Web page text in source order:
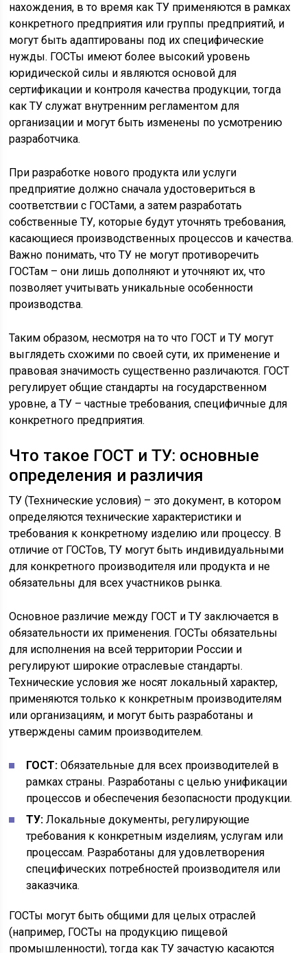
нахождения, в то время как ТУ применяются в рамках
конкретного предприятия или группы предприятий, и
могут быть адаптированы под их специфические
нужды. ГОСТы имеют более высокий уровень
юридической силы и являются основой для
сертификации и контроля качества продукции, тогда
как ТУ служат внутренним регламентом для
организации и могут быть изменены по усмотрению
разработчика.
При разработке нового продукта или услуги
предприятие должно сначала удостовериться в
соответствии с ГОСТами, а затем разработать
собственные ТУ, которые будут уточнять требования,
касающиеся производственных процессов и качества.
Важно понимать, что ТУ не могут противоречить
ГОСТам – они лишь дополняют и уточняют их, что
позволяет учитывать уникальные особенности
производства.
Таким образом, несмотря на то что ГОСТ и ТУ могут
выглядеть схожими по своей сути, их применение и
правовая значимость существенно различаются. ГОСТ
регулирует общие стандарты на государственном
уровне, а ТУ – частные требования, специфичные для
конкретного предприятия.
Что такое ГОСТ и ТУ: основные
определения и различия
ТУ (Технические условия) – это документ, в котором
определяются технические характеристики и
требования к конкретному изделию или процессу. В
отличие от ГОСТов, ТУ могут быть индивидуальными
для конкретного производителя или продукта и не
обязательны для всех участников рынка.
Основное различие между ГОСТ и ТУ заключается в
обязательности их применения. ГОСТы обязательны
для исполнения на всей территории России и
регулируют широкие отраслевые стандарты.
Технические условия же носят локальный характер,
применяются только к конкретным производителям
или организациям, и могут быть разработаны и
утверждены самим производителем.
ГОСТ: Обязательные для всех производителей в
рамках страны. Разработаны с целью унификации
процессов и обеспечения безопасности продукции.
ТУ: Локальные документы, регулирующие
требования к конкретным изделиям, услугам или
процессам. Разработаны для удовлетворения
специфических потребностей производителя или
заказчика.
ГОСТы могут быть общими для целых отраслей
(например, ГОСТы на продукцию пищевой
промышленности), тогда как ТУ зачастую касаются